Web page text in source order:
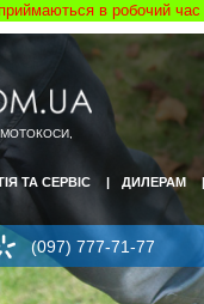
в робочий
ТА СЕРВІС ДИЛЕРАМ
(097) 777-71-77